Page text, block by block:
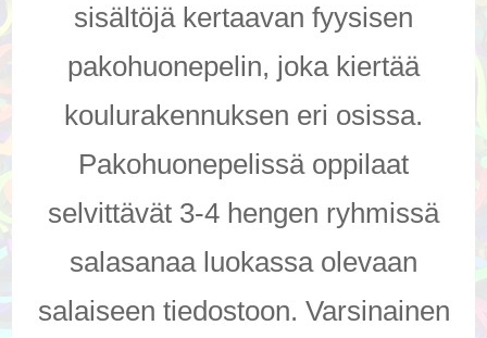
sisältöjä kertaavan fyysisen
pakohuonepelin, joka kiertää
koulurakennuksen eri osissa.
Pakohuonepelissä oppilaat
selvittävät 3-4 hengen ryhmissä
salasanaa luokassa olevaan
salaiseen tiedostoon. Varsinainen